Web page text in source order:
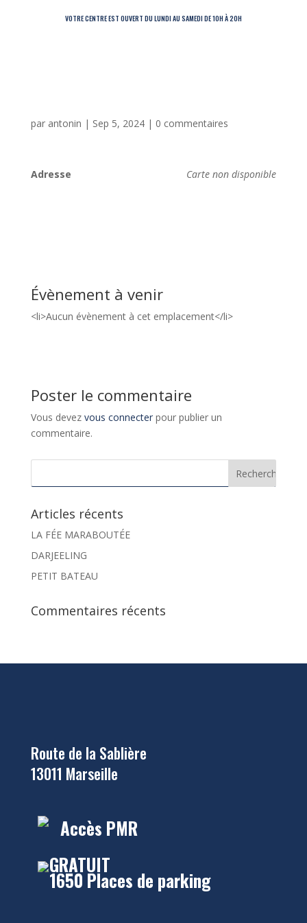
VOTRE CENTRE EST OUVERT DU LUNDI AU SAMEDI DE 10H À 20H
par antonin | Sep 5, 2024| 0 commentaires
Carte non disponible
Adresse
Évènement à venir
<li>Aucun évènement à cet emplacement</li>
Poster le commentaire
Vous devez vous connecterpour publier un
commentaire.
Articles récents
LA FÉE MARABOUTÉE
DARJEELING
PETIT BATEAU
Commentaires récents
Route de la Sablière
13011 Marseille
Accès PMR
GRATUIT
1650 Places de parking